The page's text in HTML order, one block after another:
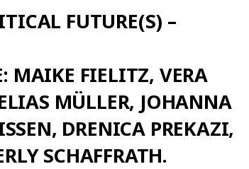
FUTURE(S) –
MAIKE FIELITZ, VERA
MÜLLER, JOHANNA
DRENICA PREKAZI,
SCHAFFRATH.